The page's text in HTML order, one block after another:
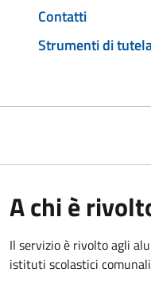
Contatti
Strumenti di
A chi è
Il servizio è rivolto agli
istituti scolastici